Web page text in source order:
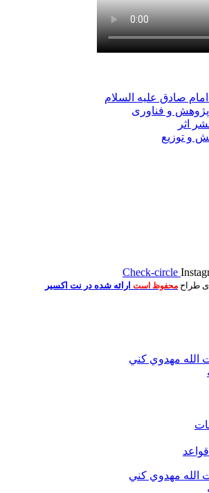
صادق علیه السلام
و فناوری
اثر
و توزیع
Check-circle
طراح محفوظ است ارائه شده در نت اکسیر
الله مهدوي كني
الله مهدوي كني